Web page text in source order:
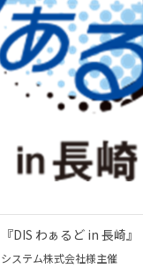
『DIS わぁるど in 長崎』
システム株式会社様主催